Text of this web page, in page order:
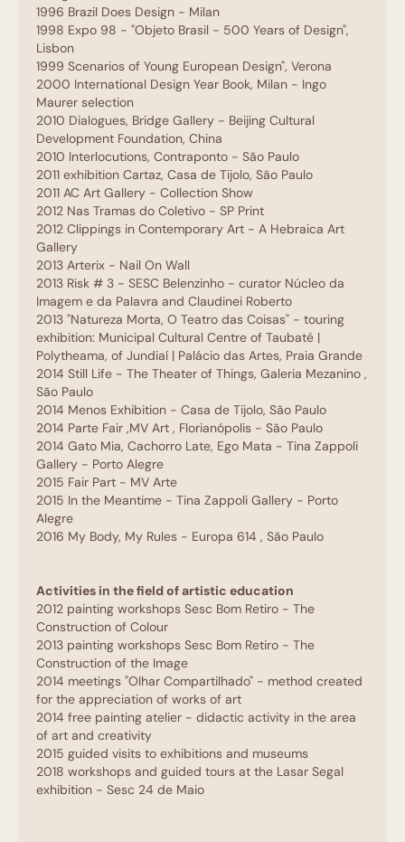
1996 Brazil Does Design - Milan
1998 Expo 98 - "Objeto Brasil - 500 Years of Design",
Lisbon
1999 Scenarios of Young European Design", Verona
2000 International Design Year Book, Milan - Ingo
Maurer selection
2010 Dialogues, Bridge Gallery - Beijing Cultural
Development Foundation, China
2010 Interlocutions, Contraponto - São Paulo
2011 exhibition Cartaz, Casa de Tijolo, São Paulo
2011 AC Art Gallery - Collection Show
2012 Nas Tramas do Coletivo - SP Print
2012 Clippings in Contemporary Art - A Hebraica Art
Gallery
2013 Arterix - Nail On Wall
2013 Risk # 3 - SESC Belenzinho - curator Núcleo da
Imagem e da Palavra and Claudinei Roberto
2013 "Natureza Morta, O Teatro das Coisas" - touring
exhibition: Municipal Cultural Centre of Taubaté |
Polytheama, of Jundiaí | Palácio das Artes, Praia Grande
2014 Still Life - The Theater of Things, Galeria Mezanino ,
São Paulo
2014 Menos Exhibition - Casa de Tijolo, São Paulo
2014 Parte Fair ,MV Art , Florianópolis - São Paulo
2014 Gato Mia, Cachorro Late, Ego Mata - Tina Zappoli
Gallery - Porto Alegre
2015 Fair Part - MV Arte
2015 In the Meantime - Tina Zappoli Gallery - Porto
Alegre
2016 My Body, My Rules - Europa 614 , São Paulo
Activities in the field of artistic education
2012 painting workshops Sesc Bom Retiro - The
Construction of Colour
2013 painting workshops Sesc Bom Retiro - The
Construction of the Image
2014 meetings "Olhar Compartilhado" - method created
for the appreciation of works of art
2014 free painting atelier - didactic activity in the area
of art and creativity
2015 guided visits to exhibitions and museums
2018 workshops and guided tours at the Lasar Segal
exhibition - Sesc 24 de Maio